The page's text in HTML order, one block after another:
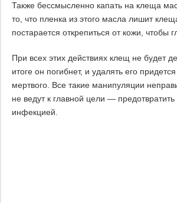
Также бессмысленно капать на клеща
то, что пленка из этого масла лишит
постарается открепиться от кожи, чтобы
При всех этих действиях клещ не будет
итоге он погибнет, и удалять его
мертвого. Все такие манипуляции
не ведут к главной цели —
инфекцией.